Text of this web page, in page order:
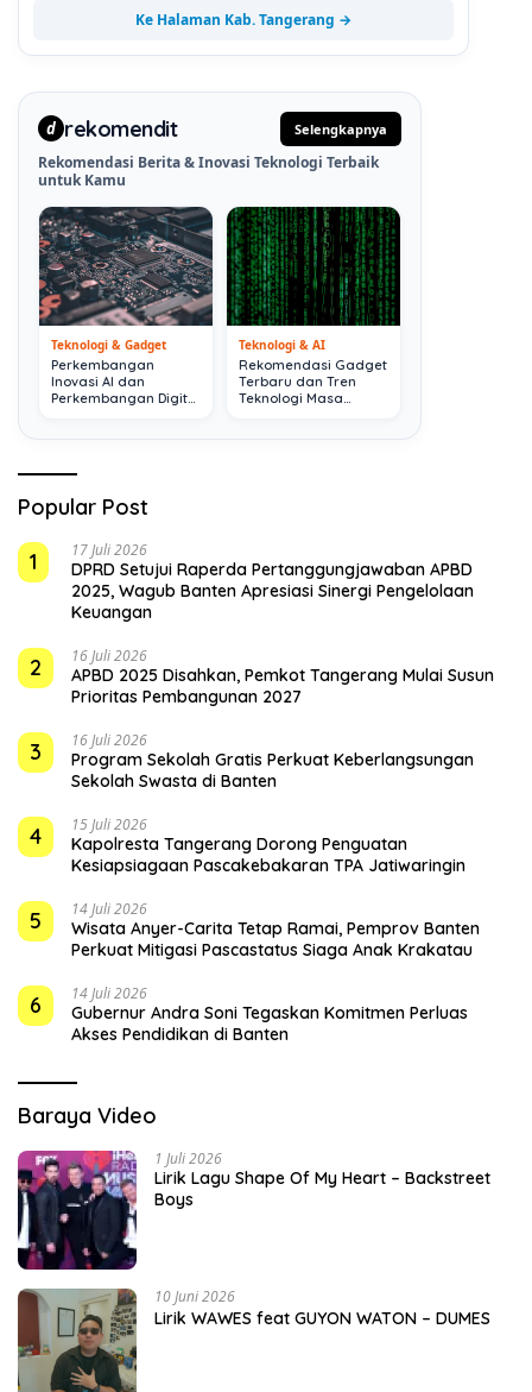
Ke Halaman Kab. Tangerang →
d rekomendit Selengkapnya
Rekomendasi Berita & Inovasi Teknologi Terbaik
untuk Kamu
Teknologi & Gadget
Perkembangan
Inovasi AI dan
Perkembangan Digital
Teknologi & AI
Rekomendasi Gadget
Terbaru dan Tren
Teknologi Masa
Popular Post
1
17 Juli 2026
DPRD Setujui Raperda Pertanggungjawaban APBD
2025, Wagub Banten Apresiasi Sinergi Pengelolaan
Keuangan
2 16 Juli 2026
APBD 2025 Disahkan, Pemkot Tangerang Mulai Susun
Prioritas Pembangunan 2027
3 16 Juli 2026
Program Sekolah Gratis Perkuat Keberlangsungan
Sekolah Swasta di Banten
4 15 Juli 2026
Kapolresta Tangerang Dorong Penguatan
Kesiapsiagaan Pascakebakaran TPA Jatiwaringin
5 14 Juli 2026
Wisata Anyer-Carita Tetap Ramai, Pemprov Banten
Perkuat Mitigasi Pascastatus Siaga Anak Krakatau
6 14 Juli 2026
Gubernur Andra Soni Tegaskan Komitmen Perluas
Akses Pendidikan di Banten
Baraya Video
1 Juli 2026
Lirik Lagu Shape Of My Heart – Backstreet
Boys
10 Juni 2026
Lirik WAWES feat GUYON WATON – DUMES